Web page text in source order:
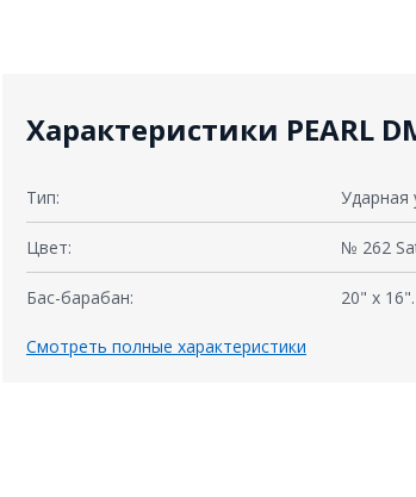
Характеристики PEARL
Тип: Ударная
Цвет: № 262
Бас-барабан: 20" x 16".
Смотреть полные характеристики